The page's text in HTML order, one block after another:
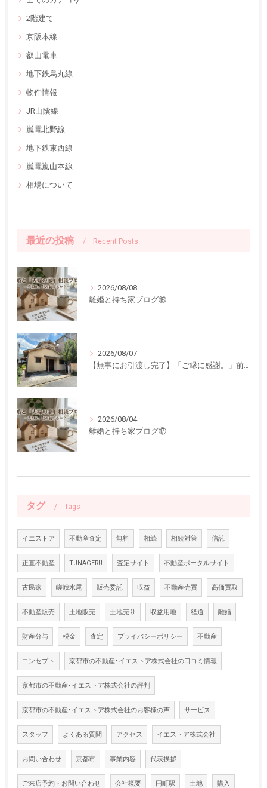
2階建て
京阪本線
叡山電車
地下鉄烏丸線
物件情報
JR山陰線
嵐電北野線
地下鉄東西線
嵐電嵐山本線
相場について
最近の投稿 Recent Posts
2026/08/08
離婚と持ち家ブログ⑱
2026/08/07
【無事にお引渡し完了】「ご縁に感謝。」前回ご紹介した中古一戸建てのお引渡しが終了しました
2026/08/04
離婚と持ち家ブログ⑰
タグ Tags
イエストア 不動産査定 無料 相続 相続対策 信託
正直不動産 TUNAGERU 査定サイト 不動産ポータルサイト
古民家 嵯峨水尾 販売委託 収益 不動産売買 高価買取
不動産販売 土地販売 土地売り 収益用地 経道 離婚
財産分与 税金 査定 プライバシーポリシー 不動産
コンセプト 京都市の不動産･イエストア株式会社の口コミ情報
京都市の不動産･イエストア株式会社の評判
京都市の不動産･イエストア株式会社のお客様の声 サービス
スタッフ よくある質問 アクセス イエストア株式会社
お問い合わせ 京都市 事業内容 代表挨拶
ご来店予約・お問い合わせ 会社概要 円町駅 土地 購入